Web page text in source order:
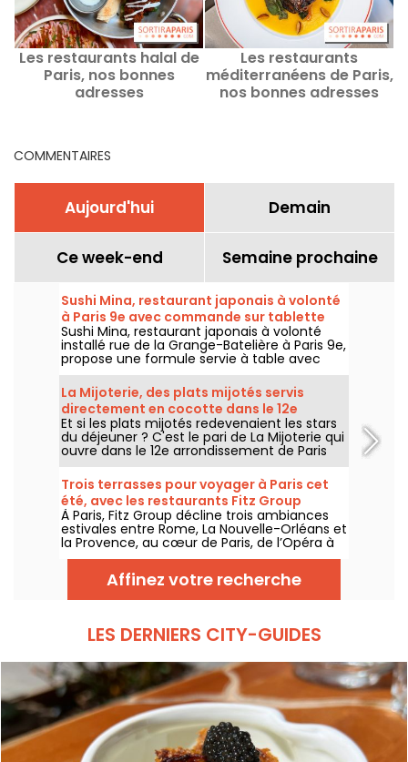
Les restaurants halal de
Paris, nos bonnes
adresses
Les restaurants
méditerranéens de Paris,
nos bonnes adresses
COMMENTAIRES
Aujourd'hui Demain
Ce week-end Semaine prochaine
Sushi Mina, restaurant japonais à volonté
à Paris 9e avec commande sur tablette
Sushi Mina, restaurant japonais à volonté
installé rue de la Grange-Batelière à Paris 9e,
propose une formule servie à table avec
commande sur tablette. Sushis, makis,
gyozas, brochettes et plats préparés à la
demande sont proposés midi et soir, du
mardi au dimanche.
La Mijoterie, des plats mijotés servis
directement en cocotte dans le 12e
arrondissement
Et si les plats mijotés redevenaient les stars
du déjeuner ? C'est le pari de La Mijoterie qui
ouvre dans le 12e arrondissement de Paris
avec une cuisine de longue cuisson
imaginée par le chef Augustin Garnier et
servie directement dans des cocottes.
Trois terrasses pour voyager à Paris cet
été, avec les restaurants Fitz Group
À Paris, Fitz Group décline trois ambiances
estivales entre Rome, La Nouvelle-Orléans et
la Provence, au cœur de Paris, de l’Opéra à
la Tour Eiffel. Chaque adresse, grâce à sa
terrasse, offre une escale à part entière,
sans quitter la capitale .
Affinez votre recherche
LES DERNIERS CITY-GUIDES